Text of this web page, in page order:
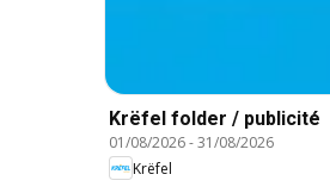
Krëfel folder / publicité
01/08/2026-31/08/2026
Krëfel